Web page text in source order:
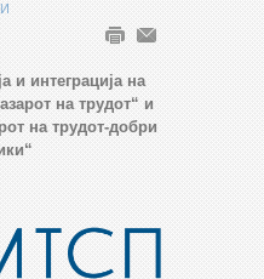
и интеграција на
на трудот“ и
на трудот-добри